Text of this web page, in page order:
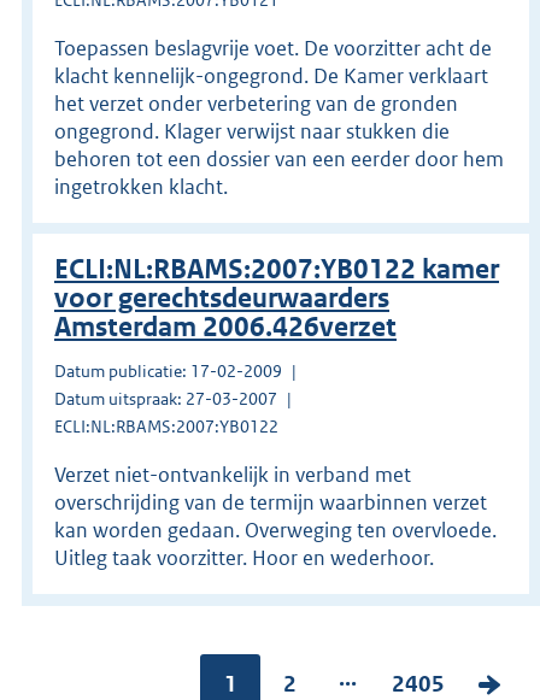
Toepassen beslagvrije voet. De voorzitter acht de
klacht kennelijk-ongegrond. De Kamer verklaart
het verzet onder verbetering van de gronden
ongegrond. Klager verwijst naar stukken die
behoren tot een dossier van een eerder door hem
ingetrokken klacht.
ECLI:NL:RBAMS:2007:YB0122 kamer
voor gerechtsdeurwaarders
Amsterdam 2006.426verzet
Datum publicatie: 17-02-2009
Datum uitspraak: 27-03-2007
ECLI:NL:RBAMS:2007:YB0122
Verzet niet-ontvankelijk in verband met
overschrijding van de termijn waarbinnen verzet
kan worden gedaan. Overweging ten overvloede.
Uitleg taak voorzitter. Hoor en wederhoor.
Pagina:
1
P
2 ...
P
2405
V